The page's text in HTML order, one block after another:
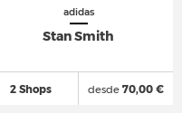
adidas
Stan Smith
2 Shops desde70,00 €